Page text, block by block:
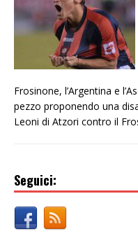
Frosinone, l’Argentina e
pezzo proponendo una
Leoni di Atzori contro il
Seguici: